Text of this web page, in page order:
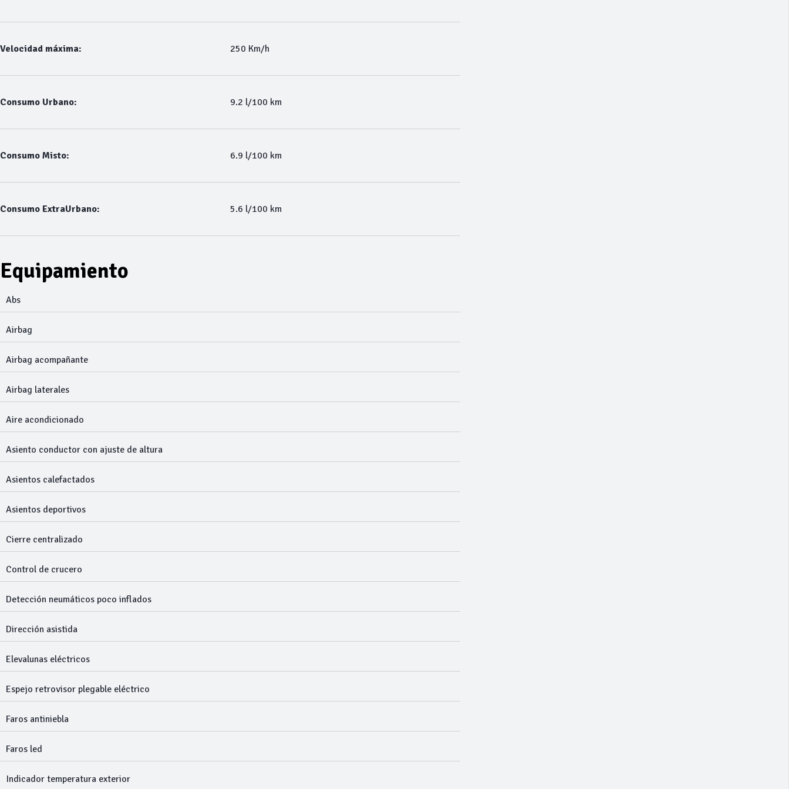
Velocidad máxima: 250 Km/h
Consumo Urbano: 9.2 l/100 km
Consumo Misto: 6.9 l/100 km
Consumo ExtraUrbano: 5.6 l/100 km
Equipamiento
Abs
Airbag
Airbag acompañante
Airbag laterales
Aire acondicionado
Asiento conductor con ajuste de altura
Asientos calefactados
Asientos deportivos
Cierre centralizado
Control de crucero
Detección neumáticos poco inflados
Dirección asistida
Elevalunas eléctricos
Espejo retrovisor plegable eléctrico
Faros antiniebla
Faros led
Indicador temperatura exterior